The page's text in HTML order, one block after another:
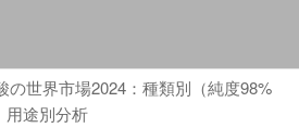
の世界市場2024：種類別（純度98%
用途別分析